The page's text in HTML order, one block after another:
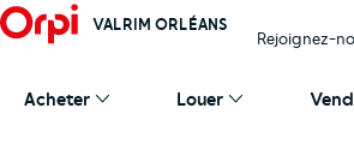
VALRIM ORLÉANS
Rejoignez-
Acheter Louer